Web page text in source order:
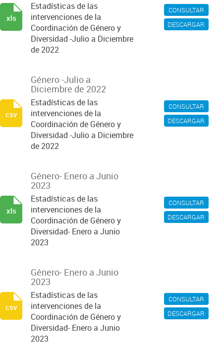
CONSULTAR
DESCARGAR
Estadísticas de las
intervenciones de la
Coordinación de Género y
Diversidad -Julio a Diciembre
de 2022
xls
CONSULTAR
DESCARGAR
Género -Julio a
Diciembre de 2022
Estadísticas de las
intervenciones de la
Coordinación de Género y
Diversidad -Julio a Diciembre
de 2022
csv
CONSULTAR
DESCARGAR
Género- Enero a Junio
2023
Estadísticas de las
intervenciones de la
Coordinación de Género y
Diversidad- Enero a Junio
2023
xls
CONSULTAR
DESCARGAR
Género- Enero a Junio
2023
Estadísticas de las
intervenciones de la
Coordinación de Género y
Diversidad- Enero a Junio
2023
csv